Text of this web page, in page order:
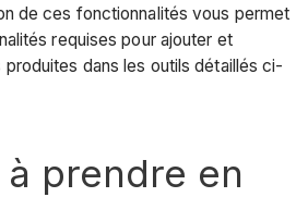
de ces fonctionnalités vous permet
requises pour ajouter et
dans les outils détaillés ci-
prendre en